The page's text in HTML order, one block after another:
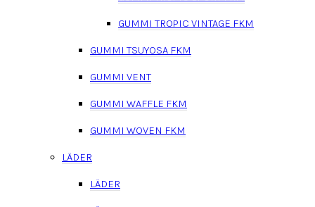
GUMMI TROPIC VINTAGE FKM
GUMMI TSUYOSA FKM
GUMMI VENT
GUMMI WAFFLE FKM
GUMMI WOVEN FKM
LÄDER
LÄDER